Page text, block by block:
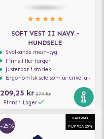
SOFT VEST II NAVY -
HUNDSELE
Svalkande mesh-tyg
Finns i fler färger
Justerbar i storlek
Ergonomisk sele som är enkel att ta på och av
209,25 kr 279 kr
Finns i Lager
KAMPANJ
PUPPIA 25%
-25%